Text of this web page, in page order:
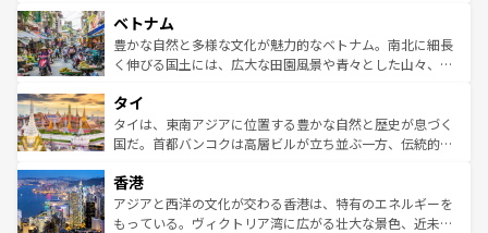
参照してほしい。
容にもいいと評判のスイーツなど、バラエティ豊かな料理
が味わえる。 なお、新着の台湾情報は コンテンツ一覧を参
照してほしい。
き、地方に足を延ばせば四季折々の自然美を楽しむことが
できる。そして、キムチや焼肉、絶品のストリートフード
まで、さまざまな韓国料理が待っている。夜には、韓国な
リティに包まれながら、韓国の多彩な魅力を心ゆくまで味
わってみてほしい。 なお、新着の韓国情報はコンテンツ一
覧を参照してほしい。
ベトナム
豊かな自然と多様な文化が魅力的なベトナム。南北に細長
く伸びる国土には、広大な田園風景や青々とした山々、世
急速な発展と共に伝統が息づく。ハノイの古い町並みやホ
ーチミン市のフランス統治時代の建物も、独特の雰囲気を
醸し出している。また、バラエティの豊かさとおいしさで
とつ。フォーやバインミー、ベトナムコーヒーなどは、ぜ
ひ現地で味わいたい。どの地域を訪れてもあたたかい人々
が旅行者を迎えてくれるので、きっと忘れられない旅にな
タイ
タイは、東南アジアに位置する豊かな自然と歴史が息づく
国だ。首都バンコクは高層ビルが立ち並ぶ一方、伝統的な
の活気が交差している。北部ではチェンマイなどの山岳地
帯で自然と触れ合い、南部ではプーケットやクラビの美し
いビーチでリゾート気分を楽しむことができる。タイ料理
香港
アジアと西洋の文化が交わる香港は、特有のエネルギーを
もっている。ヴィクトリア湾に広がる壮大な景色、近未来